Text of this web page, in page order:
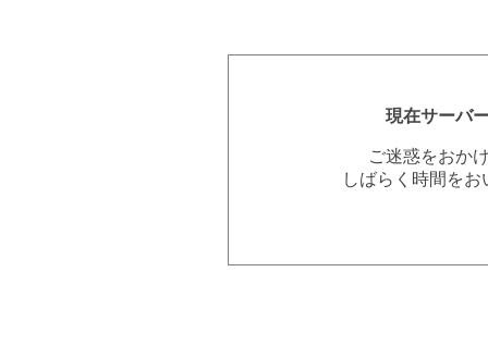
現在サーバ
ご迷惑をおか
しばらく時間を